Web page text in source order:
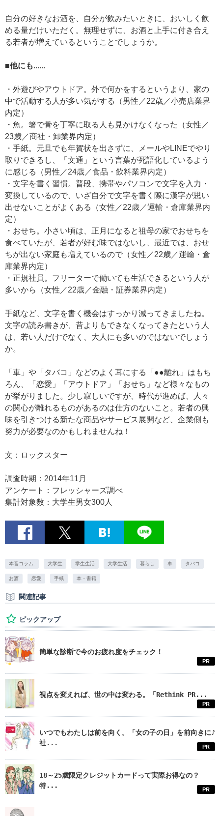
自分の好きなお酒を、自分が飲みたいときに、おいしく飲
める量だけいただく。無理せずに、お酒と上手に付き合え
る若者が増えているということでしょうか。
■他にも......
・外遊びやアウトドア。外で何かをするというより、家の
中で活動する人が多い気がする（男性／22歳／小売店業界
内定）
・魚。箸で骨を丁寧に取る人も見かけなくなった（女性／
23歳／商社・卸業界内定）
・手紙。元旦でも年賀状を出さずに、メールやLINEでやり
取りできるし、「文通」という言葉が死語化しているよう
に感じる（男性／24歳／食品・飲料業界内定）
・文字を書く習慣。普段、携帯やパソコンで文字を入力・
変換しているので、いざ自分で文字を書く際に漢字が思い
出せないことがよくある（女性／22歳／運輸・倉庫業界内
定）
・おせち。小さい頃は、正月になると祖母の家でおせちを
食べていたが、若者が好む味ではないし、最近では、おせ
ちが出ない家庭も増えているので（女性／22歳／運輸・倉
庫業界内定）
・正規社員。フリーターで働いても生活できるという人が
多いから（女性／22歳／金融・証券業界内定）
手紙など、文字を書く機会はすっかり減ってきましたね。
文字の読み書きが、昔よりもできなくなってきたという人
は、若い人だけでなく、大人にも多いのではないでしょう
か。
「車」や「タバコ」などのよく耳にする「●●離れ」はもち
ろん、「恋愛」「アウトドア」「おせち」など様々なもの
が挙がりました。少し寂しいですが、時代が進めば、人々
の関心が離れるものがあるのは仕方のないこと。若者の興
味を引きつける新たな商品やサービス展開など、企業側も
努力が必要なのかもしれませんね！
文：ロックスター
調査時期：2014年11月
アンケート：フレッシャーズ調べ
集計対象数：大学生男女300人
本音コラム. 大学生 学生生活 大学生活 暮らし 車 タバコ
お酒 恋愛 手紙 本・書籍
関連記事
ピックアップ
簡単な診断で今のお疲れ度をチェック！
PR
視点を変えれば、世の中は変わる。「Rethink PR...
PR
いつでもわたしは前を向く。「女の子の日」を前向きに♪
社...
PR
18～25歳限定クレジットカードって実際お得なの？
特...
PR